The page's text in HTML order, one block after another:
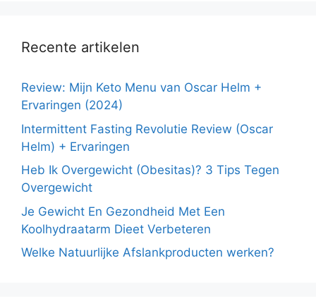
Recente artikelen
Review: Mijn Keto Menu van Oscar Helm +
Ervaringen (2024)
Intermittent Fasting Revolutie Review (Oscar
Helm) + Ervaringen
Heb Ik Overgewicht (Obesitas)? 3 Tips Tegen
Overgewicht
Je Gewicht En Gezondheid Met Een
Koolhydraatarm Dieet Verbeteren
Welke Natuurlijke Afslankproducten werken?